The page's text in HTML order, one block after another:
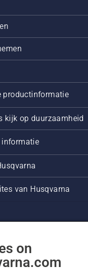
productinformatie
kijk op duurzaamheid
informatie
van Husqvarna
on